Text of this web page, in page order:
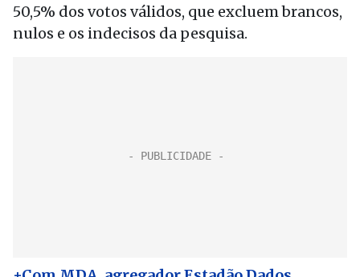
50,5% dos votos válidos, que excluem brancos,
nulos e os indecisos da pesquisa.